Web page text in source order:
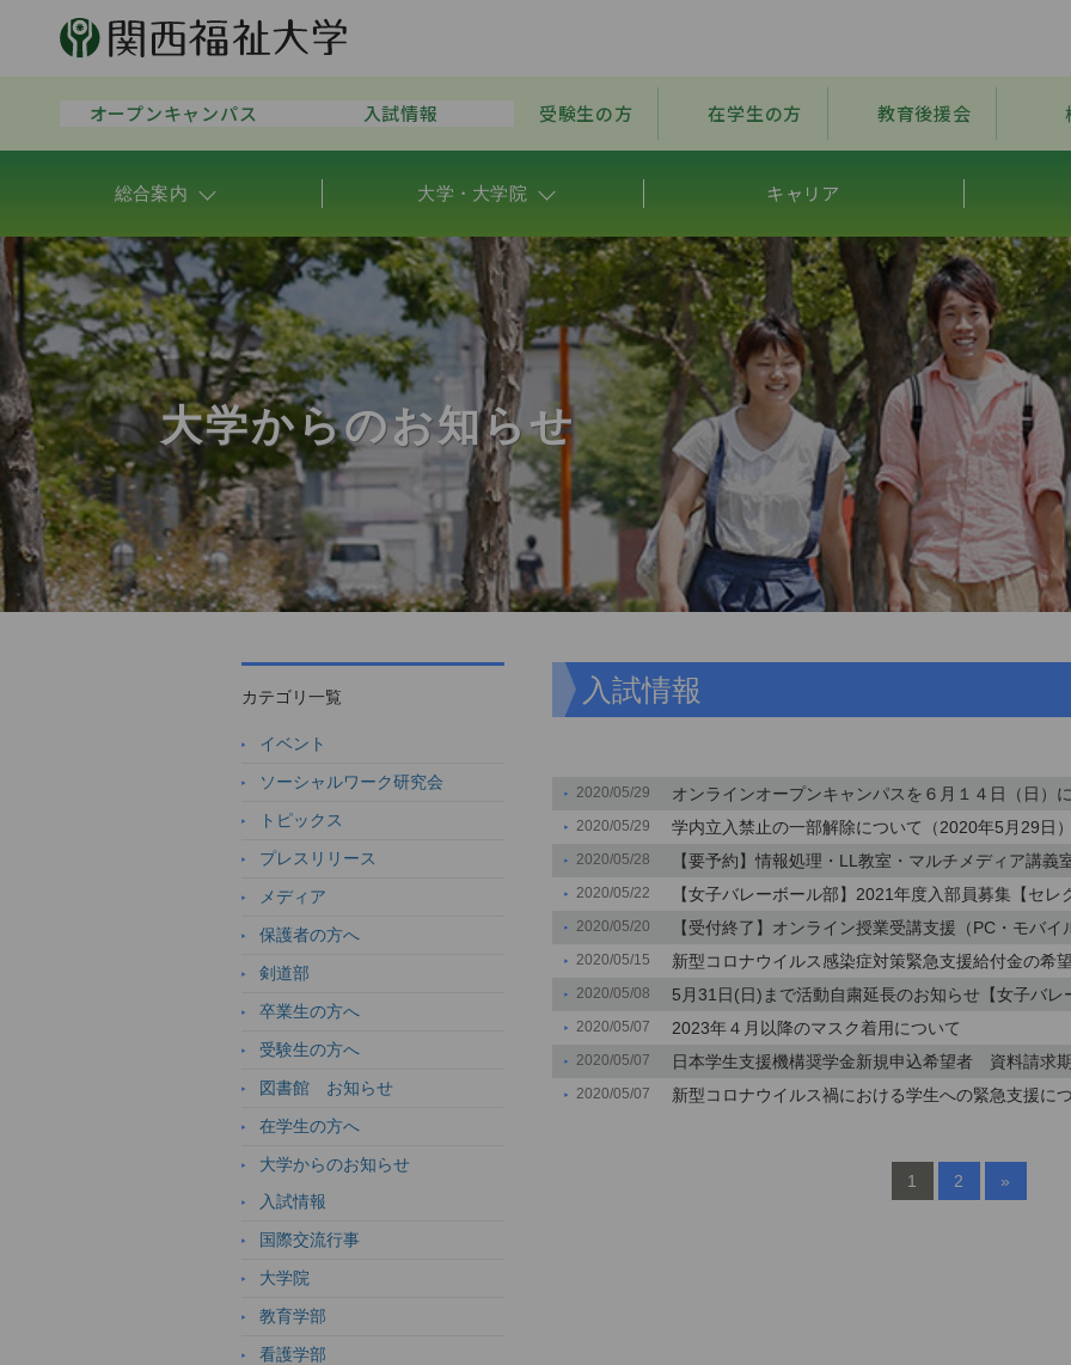
オープンキャンパス 入試情報 受験生の方 在学生の方 教育後援会
総合案内 大学・大学院 キャリア
大学からのお知らせ
入試情報
2020/05/29 オンラインオープンキャンパスを６月１４日（日）
2020/05/29 学内立入禁止の一部解除について（2020年5月29日
2020/05/28 【要予約】情報処理・LL教室・マルチメディア講義
2020/05/22 【女子バレーボール部】2021年度入部員募集【セ
2020/05/20 【受付終了】オンライン授業受講支援（PC・モバ
2020/05/15 新型コロナウイルス感染症対策緊急支援給付金の希
2020/05/08 5月31日(日)まで活動自粛延長のお知らせ【女子バレ
2020/05/07 2023年４月以降のマスク着用について
2020/05/07 日本学生支援機構奨学金新規申込希望者 資料請求
2020/05/07 新型コロナウイルス禍における学生への緊急支援に
1 2 »
カテゴリ一覧
イベント
ソーシャルワーク研究会
トピックス
プレスリリース
メディア
保護者の方へ
剣道部
卒業生の方へ
受験生の方へ
図書館 お知らせ
在学生の方へ
大学からのお知らせ
入試情報
国際交流行事
大学院
教育学部
看護学部